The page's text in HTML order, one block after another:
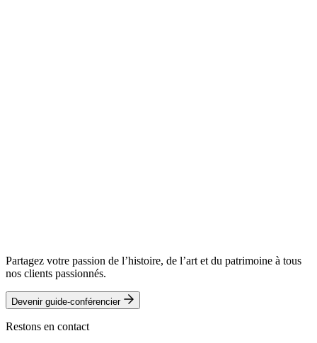
Partagez votre passion de l’histoire, de l’art et du patrimoine à tous
nos clients passionnés.
Devenir guide-conférencier
Restons en contact